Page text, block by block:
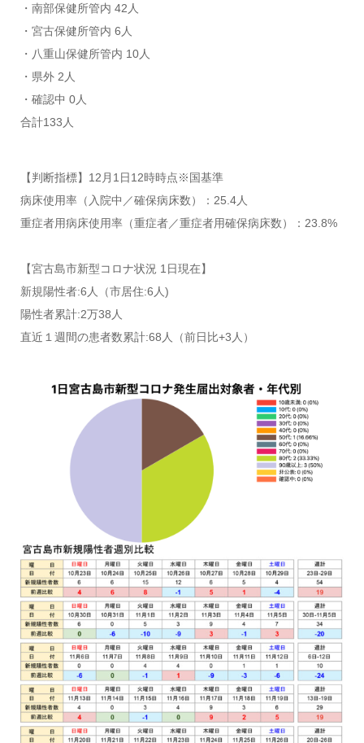
・南部保健所管内 42人
・宮古保健所管内 6人
・八重山保健所管内 10人
・県外 2人
・確認中 0人
合計133人
【判断指標】12月1日12時時点※国基準
病床使用率（入院中／確保病床数）：25.4人
重症者用病床使用率（重症者／重症者用確保病床数）：23.8%
【宮古島市新型コロナ状況 1日現在】
新規陽性者:6人（市居住:6人)
陽性者累計:2万38人
直近１週間の患者数累計:68人（前日比+3人）